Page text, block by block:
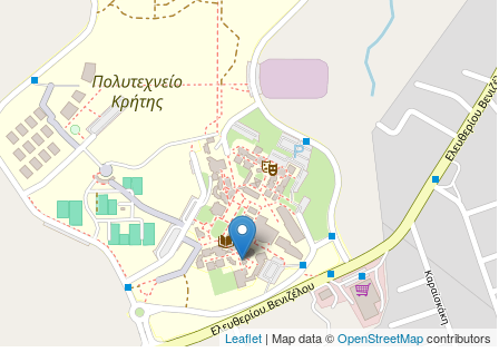
Leaflet| Map data ©OpenStreetMapcontributors